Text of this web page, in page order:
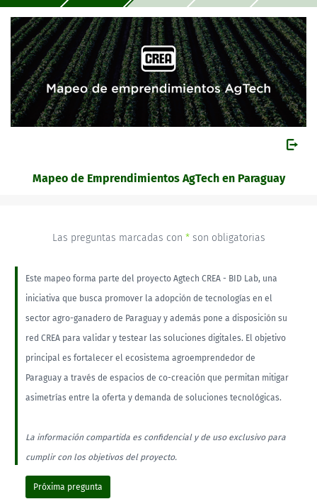
Mapeo de Emprendimientos AgTech en Paraguay
Las preguntas marcadas con *son obligatorias
Este mapeo forma parte del proyecto Agtech CREA - BID Lab, una
iniciativa que busca promover la adopción de tecnologías en el
sector agro-ganadero de Paraguay y además pone a disposición su
red CREA para validar y testear las soluciones digitales. El objetivo
principal es fortalecer el ecosistema agroemprendedor de
Paraguay a través de espacios de co-creación que permitan mitigar
asimetrías entre la oferta y demanda de soluciones tecnológicas.
La información compartida es confidencial y de uso exclusivo para
cumplir con los objetivos del proyecto.
Próxima pregunta